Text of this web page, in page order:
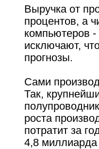
Выручка от
процентов, а
компьютеров
исключают,
прогнозы.
Сами
Так,
роста
потратит за
4,8